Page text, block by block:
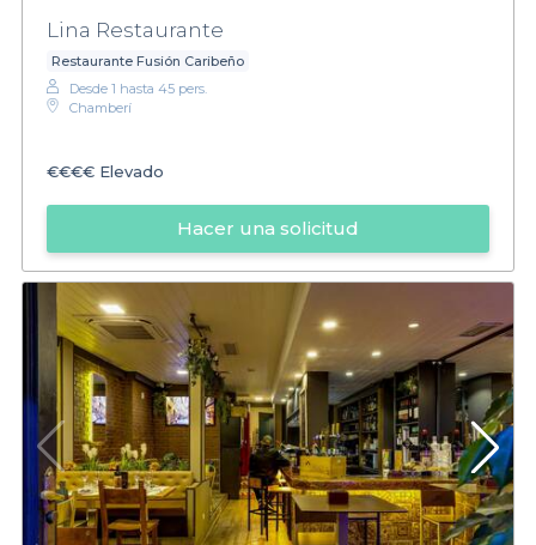
Lina Restaurante
Restaurante Fusión Caribeño
Desde 1 hasta 45 pers.
Chamberí
€€€€ Elevado
Hacer una solicitud